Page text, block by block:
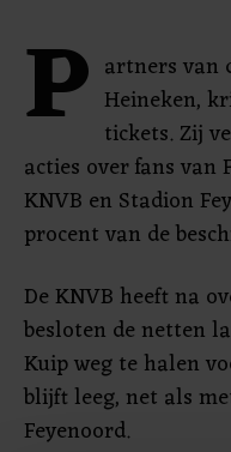
P artners van
Heineken,
tickets. Zij
acties over fans van
KNVB en Stadion
procent van de
De KNVB heeft na
besloten de netten
Kuip weg te halen
blijft leeg, net als
Feyenoord.